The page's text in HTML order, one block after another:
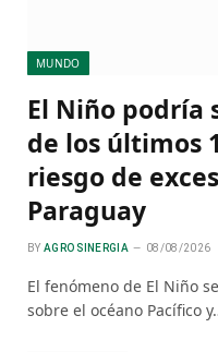
MUNDO
El Niño podría
de los últimos
riesgo de
Paraguay
BY AGRO SINERGIA 08/08/2026
El fenómeno de El Niño
sobre el océano Pacífico